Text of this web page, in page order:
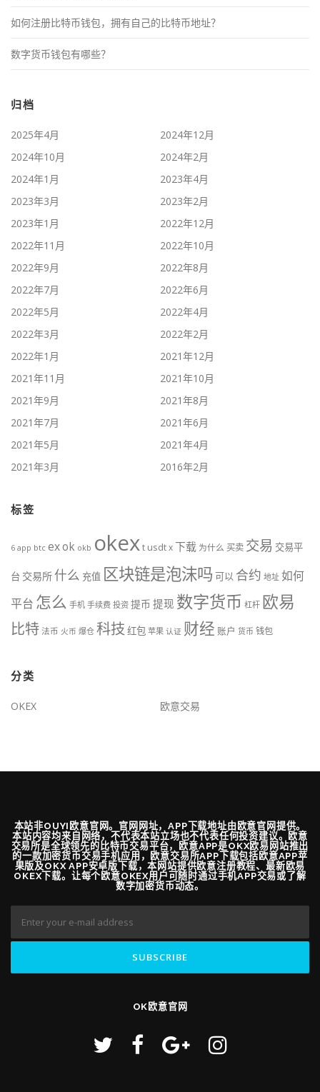
如何注册比特币钱包，拥有自己的比特币地址？
数字货币钱包有哪些？
归档
2025年4月
2024年12月
2024年10月
2024年2月
2024年1月
2023年4月
2023年3月
2023年2月
2023年1月
2022年12月
2022年11月
2022年10月
2022年9月
2022年8月
2022年7月
2022年6月
2022年5月
2022年4月
2022年3月
2022年2月
2022年1月
2021年12月
2021年11月
2021年10月
2021年9月
2021年8月
2021年7月
2021年6月
2021年5月
2021年4月
2021年3月
2016年2月
标签
6 app btc exok okb okext usdtx下载 为什么 买卖 交易 交易平
台 交易所 什么 充值 区块链是泡沫吗 可以 合约 地址 如何
平台 怎么 手机 手续费 投资 提币 提现 数字货币 杠杆 欧易
比特法币 火币 爆仓 科技 红包 苹果 认证 财经 账户 货币 钱包
分类
OKEX 欧意交易
本站非OUYI欧意官网。官网网址，APP下载地址由欧意官网提供。
本站内容均来自网络，不代表本站立场也不代表任何投资建议。欧意
交易所是全球领先的比特币交易平台，欧意APP是OKX欧易网站推出
的一款加密货币交易手机应用，欧意交易所APP下载包括欧意APP苹
果版及OKX APP安卓版下载，本网站提供欧意注册教程、最新欧易
OKEX下载。让每个欧意OKEX用户可随时通过手机APP交易或了解
数字加密货币动态。
OK欧意官网